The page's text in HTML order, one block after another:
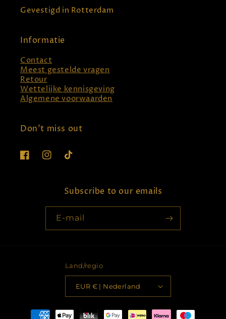
Gevestigd in Rotterdam
Informatie
Contact
Meest gestelde vragen
Retour
Wettelijke kennisgeving
Algemene voorwaarden
Don't miss out
FacebookInstagram
TikTok
Subscribe to our emails
E‑mail
Land/regio
EUR € | Nederland
Betaalmethoden